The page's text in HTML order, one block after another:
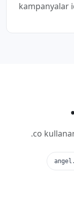
kampanyalar
.co